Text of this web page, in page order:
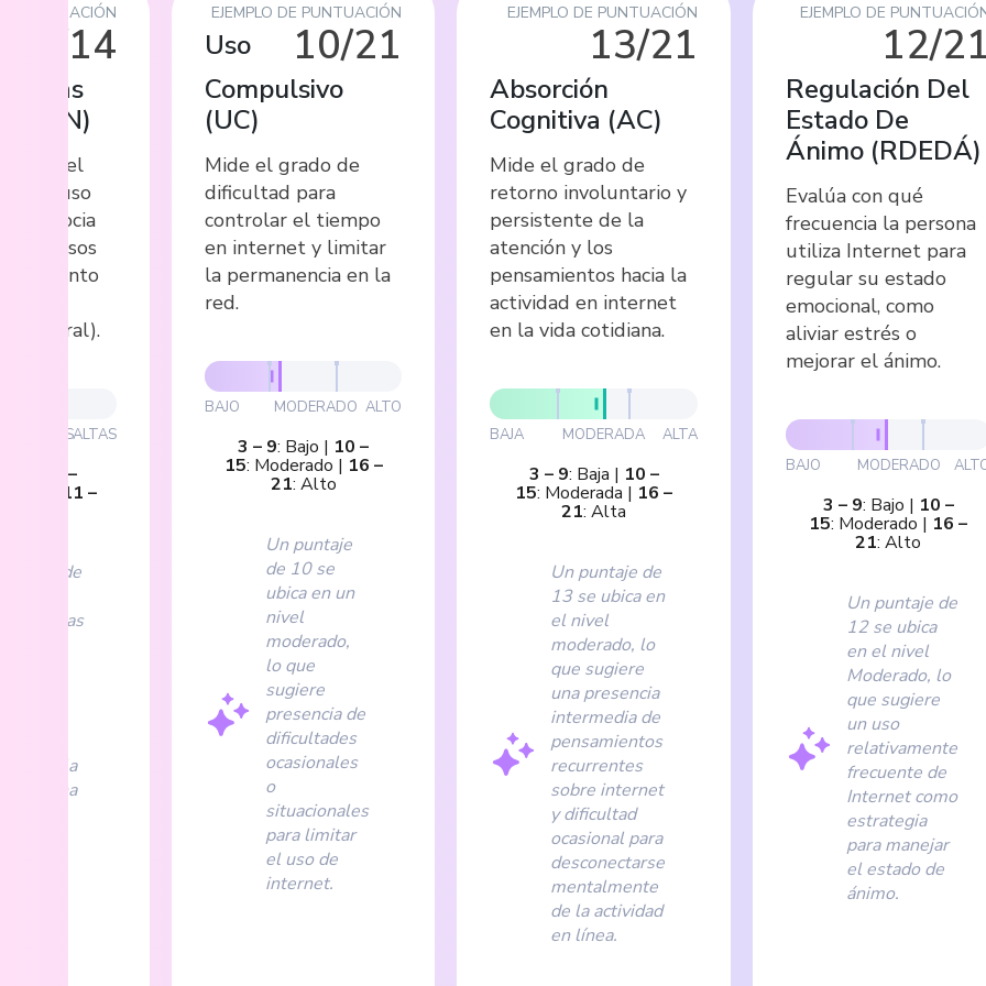
PUNTUACIÓN
6/14
CN)
mide el
el uso
se asocia
adversos
o laboral).
ALTAS
–
11 –
de
en la
cotidiana
EJEMPLO DE PUNTUACIÓN
10/21
Uso
Compulsivo
(UC)
Mide el grado de
dificultad para
controlar el tiempo
en internet y limitar
la permanencia en la
red.
BAJO MODERADO ALTO
3 – 9: Bajo | 10 –
15: Moderado | 16 –
21: Alto
Un puntaje
de 10 se
ubica en un
nivel
moderado,
lo que
sugiere
presencia de
dificultades
ocasionales
o
situacionales
para limitar
el uso de
internet.
EJEMPLO DE PUNTUACIÓN
13/21
Absorción
Cognitiva (AC)
Mide el grado de
retorno involuntario y
persistente de la
atención y los
pensamientos hacia la
actividad en internet
en la vida cotidiana.
BAJA MODERADA ALTA
3 – 9: Baja | 10 –
15: Moderada | 16 –
21: Alta
Un puntaje de
13 se ubica en
el nivel
moderado, lo
que sugiere
una presencia
intermedia de
pensamientos
recurrentes
sobre internet
y dificultad
ocasional para
desconectarse
mentalmente
de la actividad
en línea.
EJEMPLO DE
12/
Regulación Del
Estado De
Ánimo (RDEDÁ)
Evalúa con qué
frecuencia la persona
utiliza Internet para
regular su estado
emocional, como
aliviar estrés o
mejorar el ánimo.
BAJO MODERADO
3 – 9: Bajo | 10 –
15: Moderado | 16 –
21: Alto
Un puntaje de
12 se ubica
en el nivel
Moderado, lo
que sugiere
un uso
relativamente
frecuente de
Internet como
estrategia
para manejar
el estado de
ánimo.